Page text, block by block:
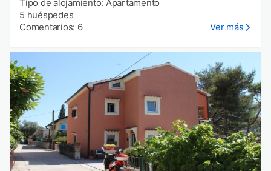
Tipo de alojamiento: Apartamento
5 huéspedes
Comentarios: 6
Ver más